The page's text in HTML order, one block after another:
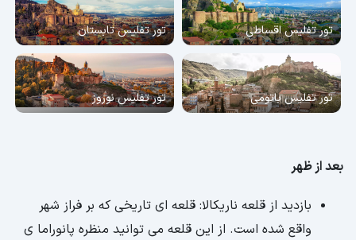
تور تفلیس اقساطی تور تفلیس تابستان
تور تفلیس باتومی تور تفلیس نوروز
بعد از ظهر
بازدید از قلعه ناریکالا: قلعه ای تاریخی که بر فراز شهر
واقع شده است. از این قلعه می توانید منظره پانوراما ی